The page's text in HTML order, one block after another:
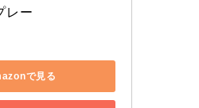
レー
で見る